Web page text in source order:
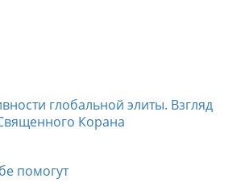
глобальной элиты. Взгляд
Корана
помогут